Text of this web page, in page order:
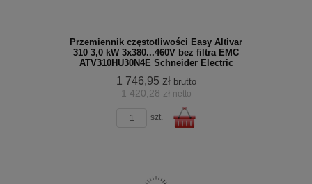
koszyka
Przemiennik częstotliwości Easy Altivar
310 3,0 kW 3x380...460V bez filtra EMC
ATV310HU30N4E Schneider Electric
1 746,95 zł brutto
1 420,28 zł netto
szt.
zobacz szczegóły